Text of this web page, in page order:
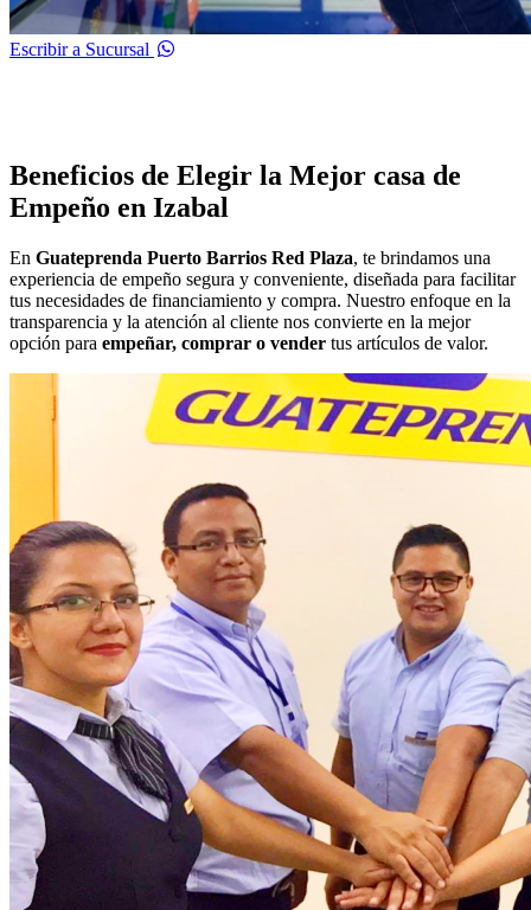
Escribir a Sucursal
Beneficios de Elegir la Mejor casa de
Empeño en Izabal
En Guateprenda Puerto Barrios Red Plaza, te brindamos una
experiencia de empeño segura y conveniente, diseñada para facilitar
tus necesidades de financiamiento y compra. Nuestro enfoque en la
transparencia y la atención al cliente nos convierte en la mejor
opción para empeñar, comprar o vender tus artículos de valor.